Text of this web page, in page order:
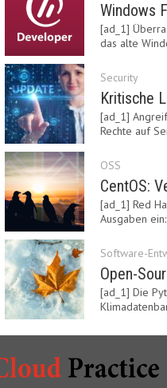
Windows
[ad_1]
das alte
Security
[ad_1]
Rechte auf
OSS
[ad_1] Red
Ausgaben
Software-
[ad_1] Die